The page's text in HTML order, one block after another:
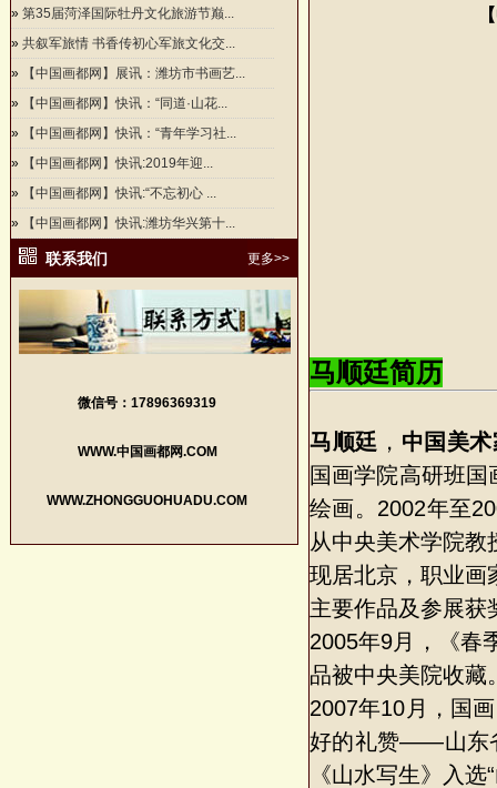
» 第35届菏泽国际牡丹文化旅游节巅...
» 共叙军旅情 书香传初心军旅文化交...
»
【中国画都网】展讯：潍坊市书画艺...
»
【中国画都网】快讯：“同道·山花...
»
【中国画都网】快讯：“青年学习社...
»
【中国画都网】快讯:2019年迎...
»
【中国画都网】快讯:“不忘初心 ...
»
【中国画都网】快讯:潍坊华兴第十...
联系我们 更多>>
微信号：17896369319
WWW.中国画都网.COM
WWW.ZHONGGUOHUADU.COM
马顺廷简历
马顺廷 ， 中国美
国画学院高研班
绘画。2002年至
从中央美术学院教
现居北京，职业画
主要作品及参展获
2005年9月，《春
品被中央美院收藏
2007年10月，国
好的礼赞——山东
《山水写生》入